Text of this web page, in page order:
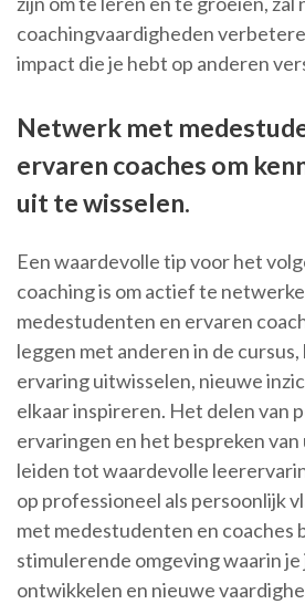
coachingvaardigheden
impact die je hebt op anderen
Netwerk met
ervaren coaches om
uit te wisselen.
Een waardevolle tip voor het
coaching is om actief te
medestudenten en ervaren
leggen met anderen in de cursus,
ervaring uitwisselen, nieuwe
elkaar inspireren. Het delen van
ervaringen en het bespreken
leiden tot waardevolle
op professioneel als persoonlijk
met medestudenten en coaches
stimulerende omgeving waarin
ontwikkelen en nieuwe